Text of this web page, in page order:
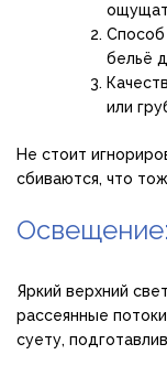
Способ
бельё
или
Не стоит
сбиваются, что
Яркий верхний
рассеянные
суету,